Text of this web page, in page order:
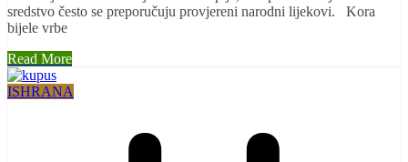
sredstvo često se preporučuju provjereni narodni lijekovi. Kora
bijele vrbe
Read More
ISHRANA